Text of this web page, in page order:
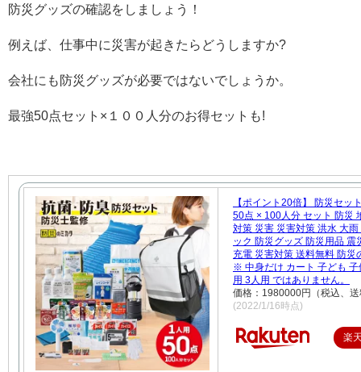
防災グッズの確認をしましょう！
例えば、仕事中に災害が起きたらどうしますか?
会社にも防災グッズが必要ではないでしょうか。
最強50点セット×１００人分のお得セットも!
【ポイント20倍】 防災セッ
50点 × 100人分 セット 防災
対策 災害 災害対策 洪水 大雨
ック 防災グッズ 防災用品 震
充電 災害対策 送料無料 防災
※ 中身だけ カート 子ども 子
用 3人用 ではありません。
価格：1980000円（税込、送
(2022/1/16時点)
楽